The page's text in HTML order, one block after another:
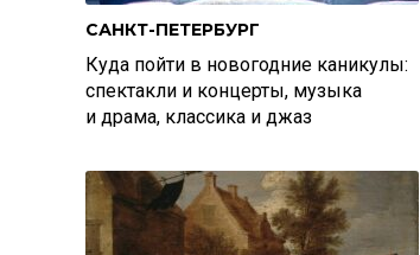
САНКТ-ПЕТЕРБУРГ
Куда пойти в новогодние каникулы:
спектакли и концерты, музыка
и драма, классика и джаз